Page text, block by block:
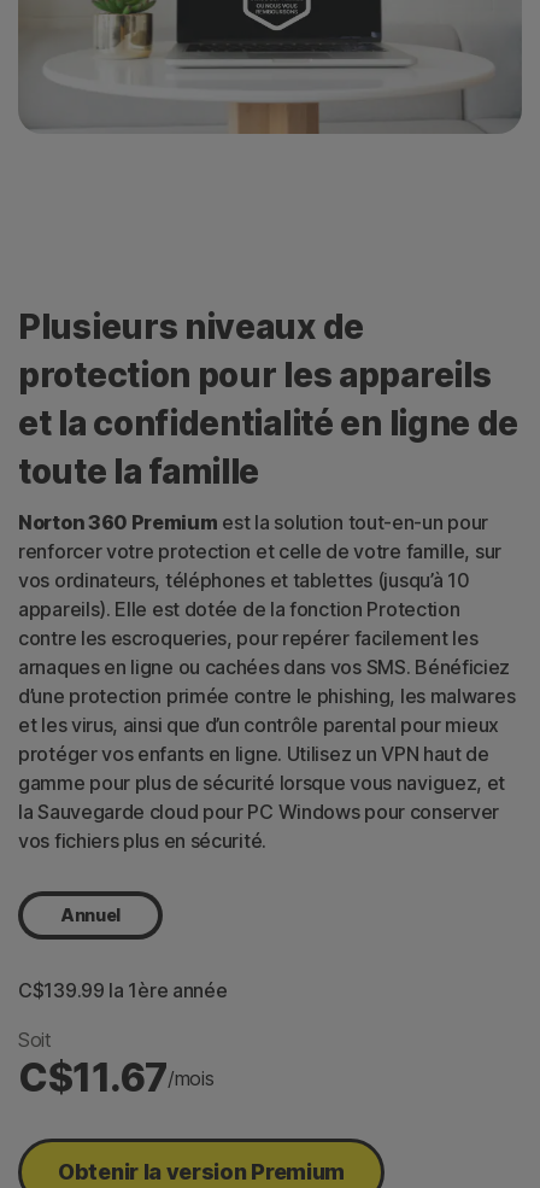
Plusieurs niveaux de
protection pour les appareils
et la confidentialité en ligne de
toute la famille
Norton 360 Premium est la solution tout-en-un pour
renforcer votre protection et celle de votre famille, sur
vos ordinateurs, téléphones et tablettes (jusqu’à 10
appareils). Elle est dotée de la fonction Protection
contre les escroqueries, pour repérer facilement les
arnaques en ligne ou cachées dans vos SMS. Bénéficiez
d’une protection primée contre le phishing, les malwares
et les virus, ainsi que d’un contrôle parental pour mieux
protéger vos enfants en ligne. Utilisez un VPN haut de
gamme pour plus de sécurité lorsque vous naviguez, et
la Sauvegarde cloud pour PC Windows pour conserver
vos fichiers plus en sécurité.
Annuel
C$139.99 la 1ère année
Soit
C$11.67/mois
Obtenir la version Premium